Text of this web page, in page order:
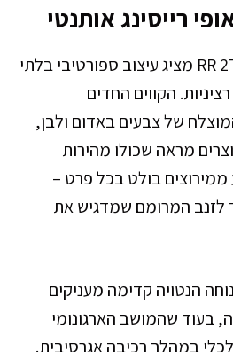
רייסינג אותנטי
אופנוע RR 2T 200CC X-PRO מציג עיצוב ספורטיבי בלתי
הקווים החדים
של צבעים באדום ולבן,
מראה שכולו מהירות
ממירוצים בולט בכל פרט –
לזנב המרומם שמדגיש את
הנטויה קדימה מעניקים
בעוד שהמושב הארגונומי
במהלך רכיבה אגרסיבית.